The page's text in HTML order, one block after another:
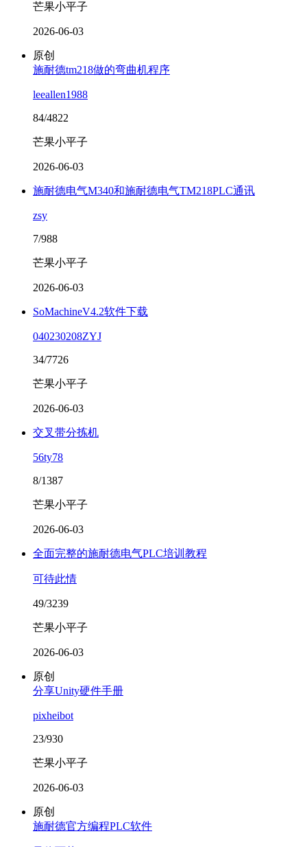
芒果小平子
2026-06-03
原创
施耐德tm218做的弯曲机程序
leeallen1988
84/4822
芒果小平子
2026-06-03
施耐德电气M340和施耐德电气TM218PLC通讯
zsy
7/988
芒果小平子
2026-06-03
SoMachineV4.2软件下载
040230208ZYJ
34/7726
芒果小平子
2026-06-03
交叉带分拣机
56ty78
8/1387
芒果小平子
2026-06-03
全面完整的施耐德电气PLC培训教程
可待此情
49/3239
芒果小平子
2026-06-03
原创
分享Unity硬件手册
pixheibot
23/930
芒果小平子
2026-06-03
原创
施耐德官方编程PLC软件